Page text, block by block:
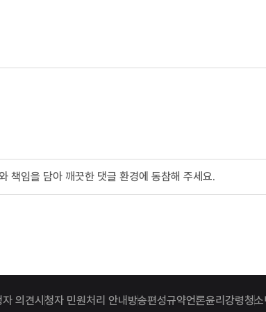
책임을 담아 깨끗한 댓글 환경에 동참해 주세요.
자 의견시청자 민원처리 안내 방송편성규약언론윤리강령청